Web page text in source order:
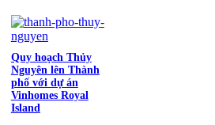
Quy hoạch Thủy
Nguyên lên Thành
phố với dự án
Vinhomes Royal
Island